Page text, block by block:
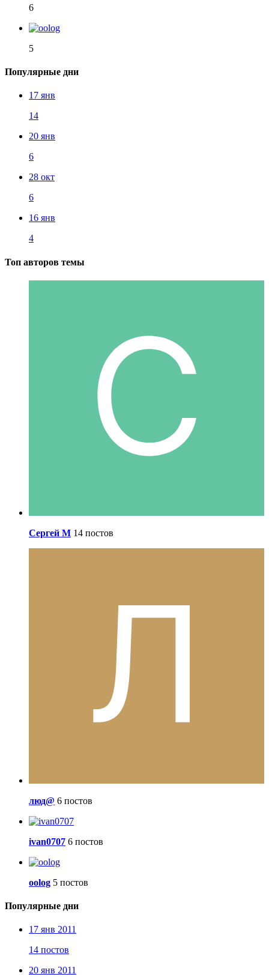
6
5
Популярные дни
17 янв
14
20 янв
6
28 окт
6
16 янв
4
Топ авторов темы
Сергей М 14 постов
люд@ 6 постов
ivan0707 6 постов
oolog 5 постов
Популярные дни
17 янв 2011
14 постов
20 янв 2011